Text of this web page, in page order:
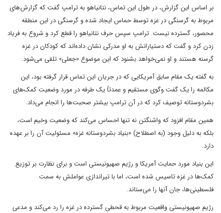
بر اساس این گزارش، در طول این تماس، نتانیاهو به ترامپ گفت که گزارش‌های
مربوط به گرسنگی در غزه توسط حماس ایجاد شده و گرسنگی در این منطقه
محصور، گسترده نیست. ترامپ سپس حرف نتانیاهو را قطع کرد و شروع به فریاد
زدن کرد و گفت که دستیارانش به او مدرکی نشان داده‌اند که کودکان در غزه
گرسنه هستند و او نمی‌خواهد بشنود که این موضوع «جعلی» تلقی می‌شود.
به گفته یک مقام سابق آمریکایی که در جریان این تماس قرار گرفته بود، این
مکالمه را یک گفت وگوی مستقیم و عمدتاً یک طرفه در مورد وضعیت کمک‌های
بشردوستانه توصیف کرد که در آن ترامپ بیشتر صحبت‌ها را انجام می‌داد.
همین مقام افزود که واشنگتن نه تنها احساس می‌کند که وضعیت وخیم است،
بلکه به دلیل وجود (به اصطلاح) «بنیاد بشردوستانه غزه» مسئولیت آن را بر عهده
دارد.
این بنیاد مورد حمایت آمریکا و رژیم صهیونیستی است و برای نظارت بر توزیع
کمک‌ها در غزه تاسیس شده است، اما با تیراندازی عواملش به سمت
فلسطینی‌ها، جان آنها را می‌ستاند.
رژیم صهیونیستی واقعیت مربوط به قحطی گسترده در غزه را رد می‌کند و مدعی